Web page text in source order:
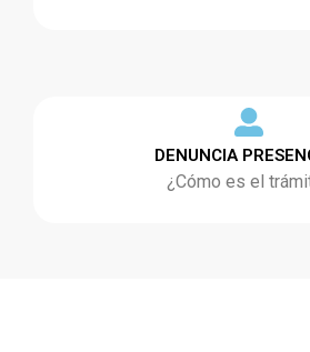
DENUNCIA
¿Cómo es el